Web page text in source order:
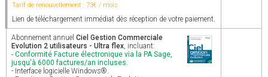
Tarif de renouvellement : 73€ / mois
Lien de téléchargement immédiat dès réception de votre paiement.
Abonnement annuel Ciel Gestion Commerciale
Evolution 2 utilisateurs - Ultra flex, incluant:
- Conformité Facture électronique via la PA Sage,
jusqu'à 6000 factures/an incluses.
- Interface logicielle Windows®.